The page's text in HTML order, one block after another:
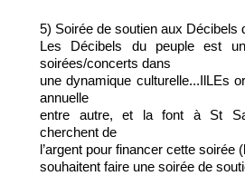
5) Soirée de soutien aux Décibels
Les Décibels du peuple est
soirées/concerts dans
une dynamique culturelle...IlLEs
annuelle
entre autre, et la font à St
cherchent de
l’argent pour financer cette soirée
souhaitent faire une soirée de